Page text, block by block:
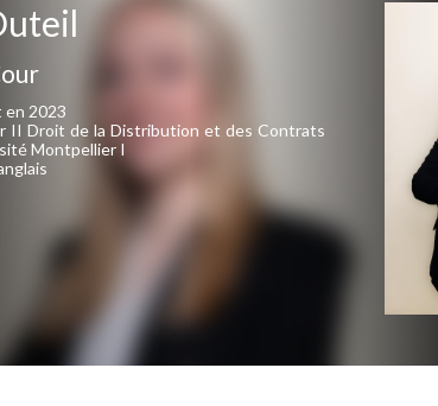
en 2023
II Droit de la Distribution et des Contrats
Montpellier I